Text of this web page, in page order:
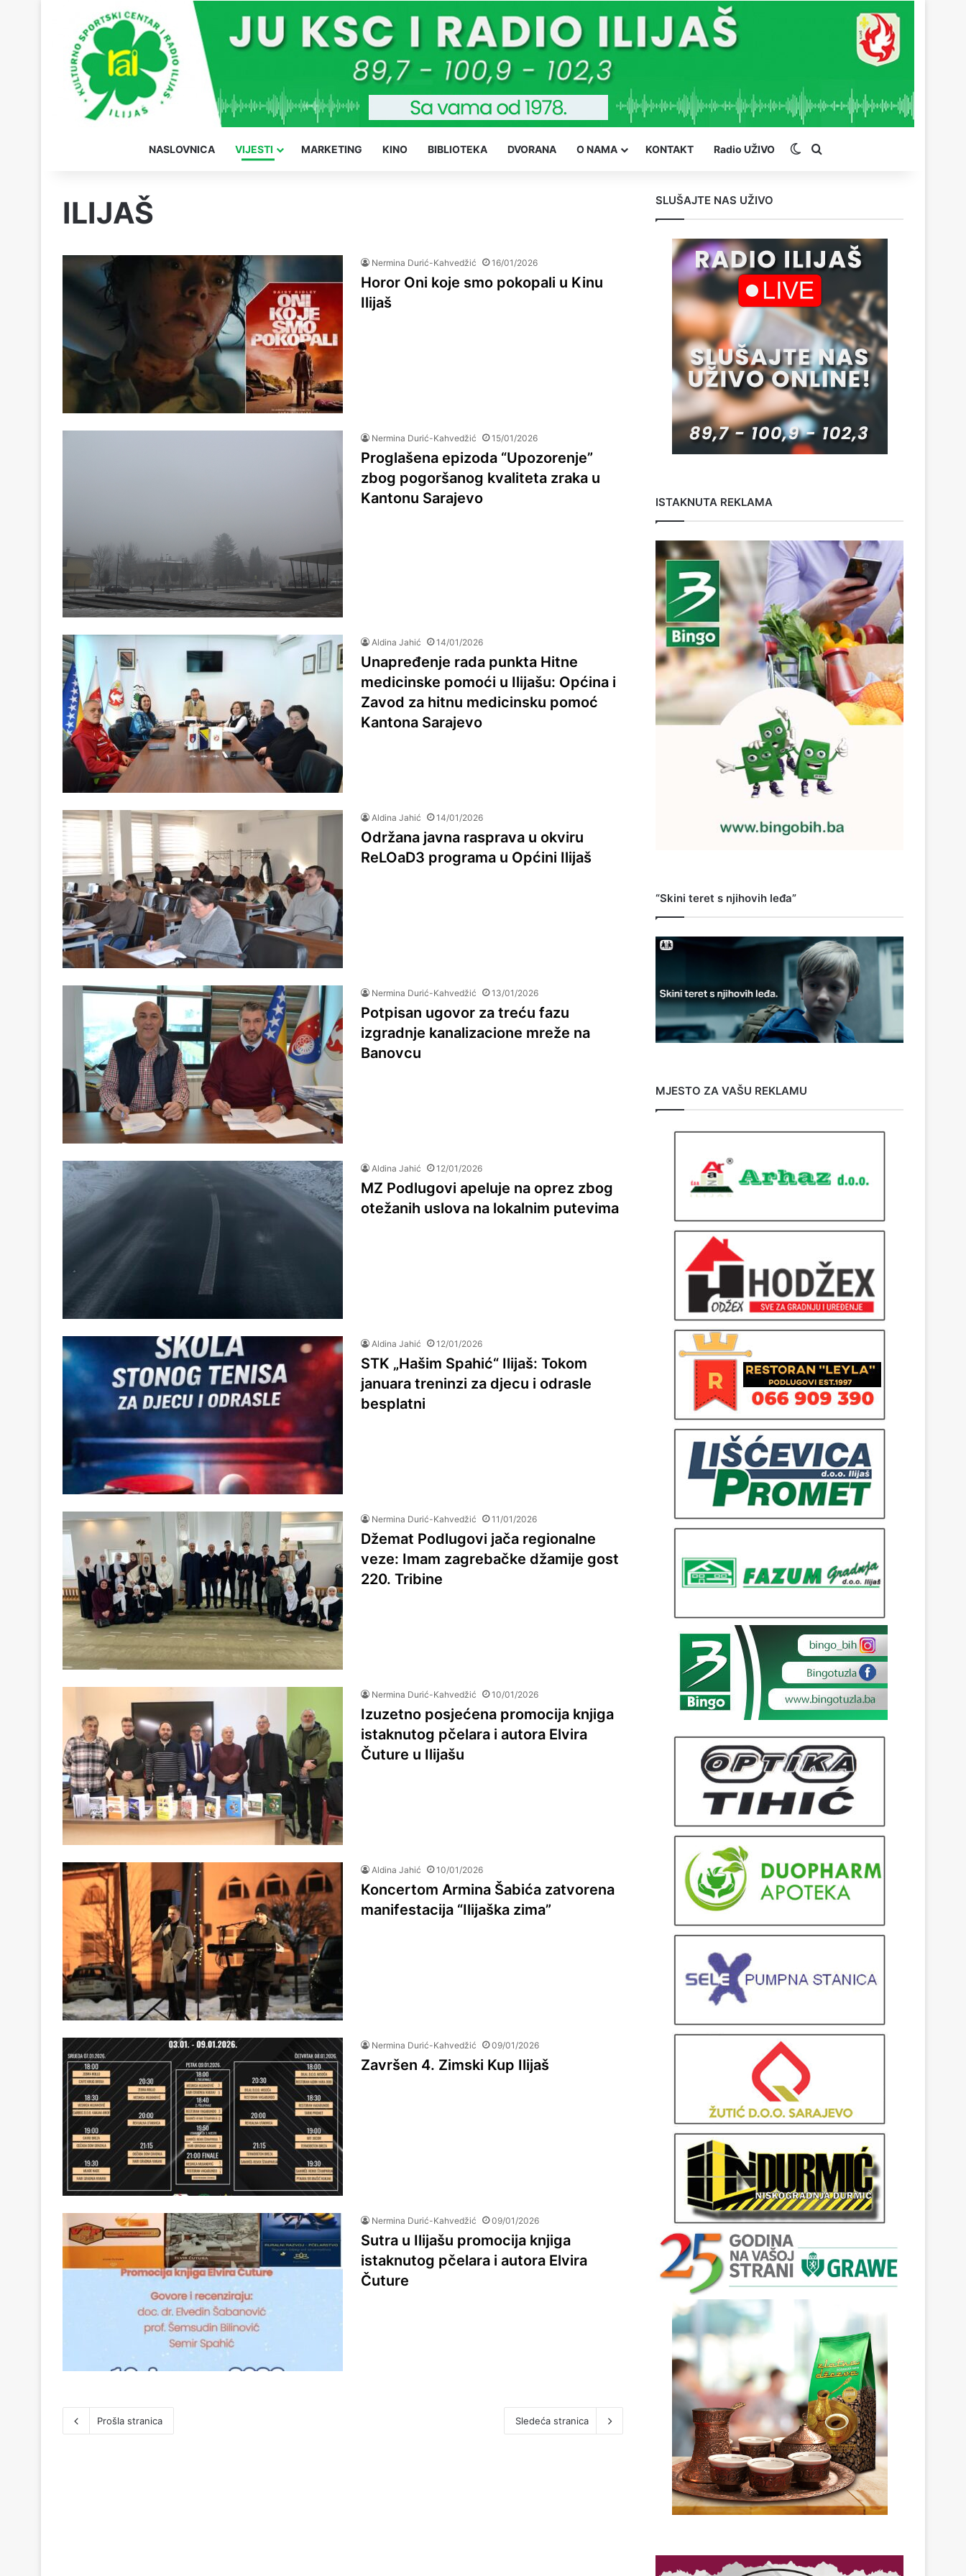
NASLOVNICA VIJESTI MARKETING KINO BIBLIOTEKA DVORANA O NAMA KONTAKT Radio UŽIVO Switch skin
ILIJAŠ
Nermina Durić-Kahvedžić 16/01/2026
Horor Oni koje smo pokopali u Kinu
Ilijaš
Nermina Durić-Kahvedžić 15/01/2026
Proglašena epizoda “Upozorenje”
zbog pogoršanog kvaliteta zraka u
Kantonu Sarajevo
Aldina Jahić 14/01/2026
Unapređenje rada punkta Hitne
medicinske pomoći u Ilijašu: Općina i
Zavod za hitnu medicinsku pomoć
Kantona Sarajevo
Aldina Jahić 14/01/2026
Održana javna rasprava u okviru
ReLOaD3 programa u Općini Ilijaš
Nermina Durić-Kahvedžić 13/01/2026
Potpisan ugovor za treću fazu
izgradnje kanalizacione mreže na
Banovcu
Aldina Jahić 12/01/2026
MZ Podlugovi apeluje na oprez zbog
otežanih uslova na lokalnim putevima
Aldina Jahić 12/01/2026
STK „Hašim Spahić“ Ilijaš: Tokom
januara treninzi za djecu i odrasle
besplatni
Nermina Durić-Kahvedžić 11/01/2026
Džemat Podlugovi jača regionalne
veze: Imam zagrebačke džamije gost
220. Tribine
Nermina Durić-Kahvedžić 10/01/2026
Izuzetno posjećena promocija knjiga
istaknutog pčelara i autora Elvira
Čuture u Ilijašu
Aldina Jahić 10/01/2026
Koncertom Armina Šabića zatvorena
manifestacija “Ilijaška zima”
Nermina Durić-Kahvedžić 09/01/2026
Završen 4. Zimski Kup Ilijaš
Nermina Durić-Kahvedžić 09/01/2026
Sutra u Ilijašu promocija knjiga
istaknutog pčelara i autora Elvira
Čuture
Prošla stranica Sledeća stranica
SLUŠAJTE NAS UŽIVO
ISTAKNUTA REKLAMA
“Skini teret s njihovih leđa”
MJESTO ZA VAŠU REKLAMU